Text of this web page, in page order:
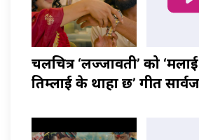
चलचित्र ‘लज्जावती’ को
तिम्लाई के थाहा छ’ गीत